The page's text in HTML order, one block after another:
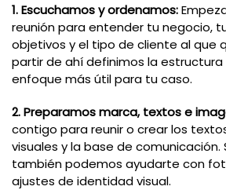
1. Escuchamos y ordenamos:
reunión para entender tu negocio,
objetivos y el tipo de cliente al que
partir de ahí definimos la estructura
enfoque más útil para tu caso.
2. Preparamos marca, textos e
contigo para reunir o crear los
visuales y la base de comunicación.
también podemos ayudarte con
ajustes de identidad visual.